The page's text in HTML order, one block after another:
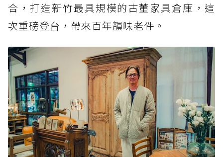
合，打造新竹最具規模的古董家具倉庫，這
次重磅登台，帶來百年韻味老件。